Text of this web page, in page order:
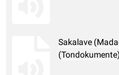
Sakalave
(Tondokumente)